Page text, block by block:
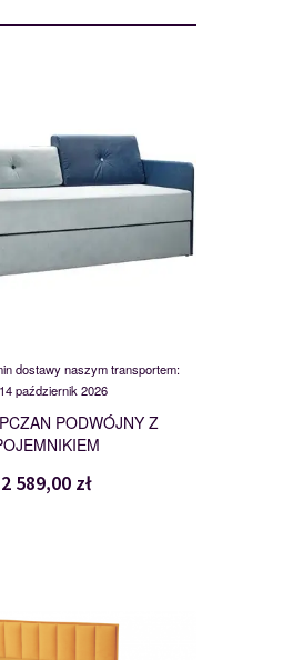
dostawy naszym transportem:
październik 2026
PODWÓJNY Z
2 589,00 zł